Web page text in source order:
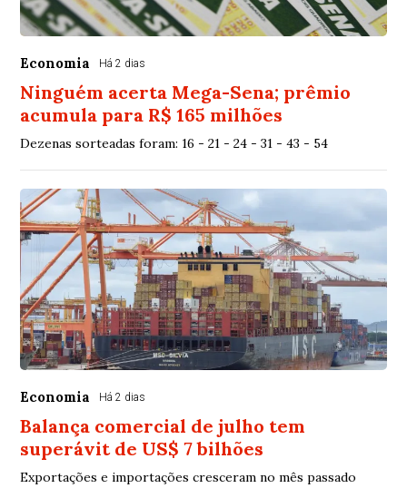
Economia Há 2 dias
Ninguém acerta Mega-Sena; prêmio
acumula para R$ 165 milhões
Dezenas sorteadas foram: 16 - 21 - 24 - 31 - 43 - 54
Economia Há 2 dias
Balança comercial de julho tem
superávit de US$ 7 bilhões
Exportações e importações cresceram no mês passado